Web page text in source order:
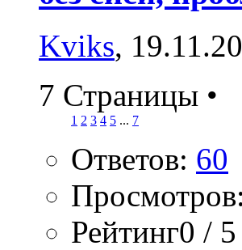
Kviks,
7 Страницы •
1 2 3 4 5 ... 7
Ответов: 60
Рейтинг0 / 5